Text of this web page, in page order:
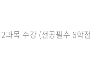
과목 수강 (전공필수 6학점